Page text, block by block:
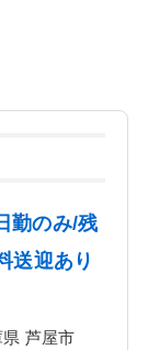
勤のみ/残
送迎あり
芦屋市